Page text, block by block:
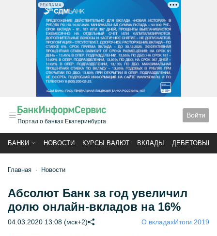
РЕКЛАМА
Портал о банках Екатеринбурга
Войти
БАНКИ НОВОСТИ КУРСЫ ВАЛЮТ ВКЛАДЫ ДЕБЕТОВЫЕ
Главная Новости
Абсолют Банк за год увеличил
долю онлайн-вкладов на 16%
04.03.2020 13:08 (мск+2) О вкладахИтоги 2019